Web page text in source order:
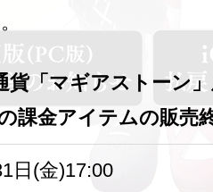
貨「マギアストーン
課金アイテムの販売
日(金)17:00